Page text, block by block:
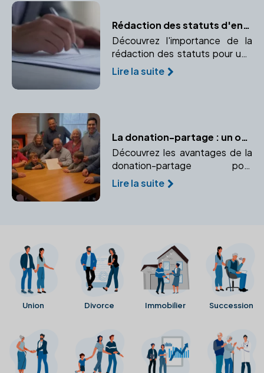
Rédaction des statuts d'entreprise : les règles à respecter
Découvrez l'importance de la
rédaction des statuts pour une
entreprise et pourquoi faire
appel à un notaire garantit leur
Lire la suite
La donation-partage : un outil efficace pour prévenir les conflits successoraux
Découvrez les avantages de la
donation-partage pour
organiser une répartition
équitable des biens et éviter les
Lire la suite
Union Divorce Immobilier Succession